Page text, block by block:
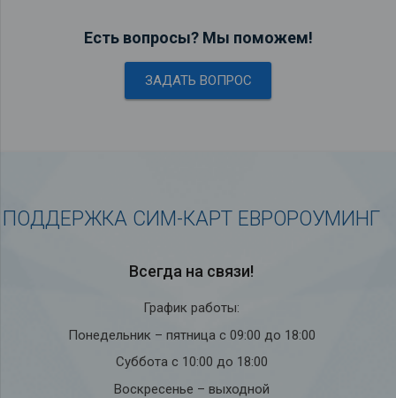
Есть вопросы? Мы поможем!
ЗАДАТЬ ВОПРОС
ПОДДЕРЖКА СИМ-КАРТ ЕВРОРОУМИНГ
Всегда на связи!
График работы:
Понедельник – пятница с 09:00 до 18:00
Суббота с 10:00 до 18:00
Воскресенье – выходной